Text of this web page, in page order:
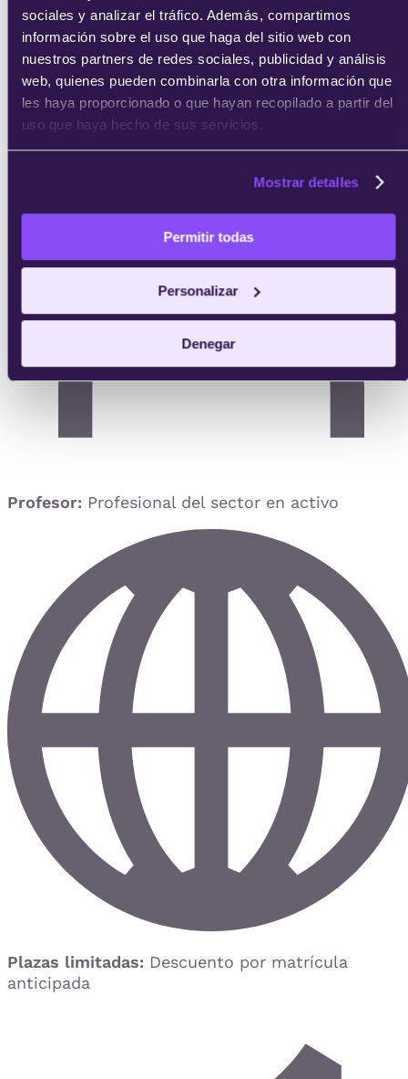
sociales y analizar el tráfico. Además, compartimos
información sobre el uso que haga del sitio web con
nuestros partners de redes sociales, publicidad y análisis
web, quienes pueden combinarla con otra información que
les haya proporcionado o que hayan recopilado a partir del
uso que haya hecho de sus servicios.
Mostrar detalles
Permitir todas
Personalizar
Denegar
acreditativo de IEBS.
Profesor: Profesional del sector en activo
Plazas limitadas: Descuento por matrícula
anticipada